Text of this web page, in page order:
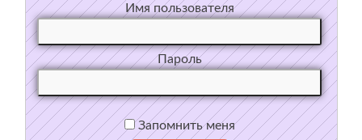
Имя пользователя
Пароль
Запомнить меня